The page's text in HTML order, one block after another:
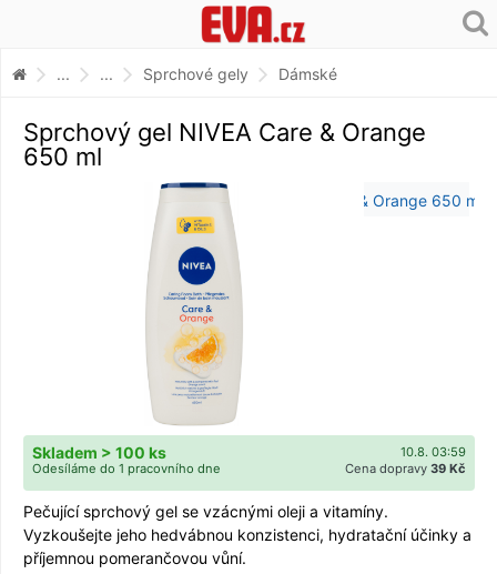
... ... Sprchové gely Dámské
Sprchový gel NIVEA Care & Orange
650 ml
10.8. 03:59
Skladem > 100 ks
Cena dopravy 39 Kč
Odesíláme do 1 pracovního dne
Pečující sprchový gel se vzácnými oleji a vitamíny.
Vyzkoušejte jeho hedvábnou konzistenci, hydratační účinky a
příjemnou pomerančovou vůní.